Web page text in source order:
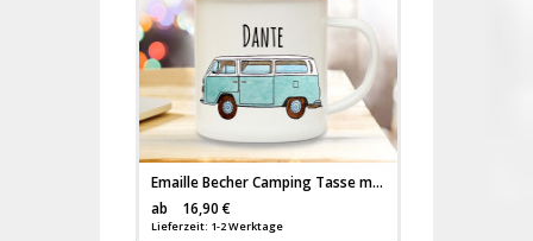
Emaille Becher Camping Tasse mit Bus Bulli Autobus Surfbus hellblau & Name Wunschname Kaffeetasse Geschenk eb103
ab
16,90 €
Lieferzeit: 1-2 Werktage